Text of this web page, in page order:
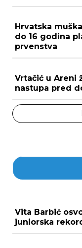
Hrvatska
do 16 godina
prvenstva
Vrtačić u Areni
nastupa pred
Vita Barbić
juniorska